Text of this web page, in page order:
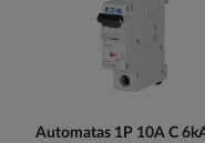
Automatas 1P 10A C